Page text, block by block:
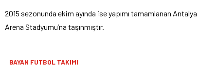
2015 sezonunda ekim ayında ise yapımı tamamlanan Antalya
Arena Stadyumu’na taşınmıştır.
BAYAN FUTBOL TAKIMI